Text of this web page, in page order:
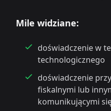
Mile widziane:
doświadczenie w
technologicznego
doświadczenie
fiskalnymi lub
komunikującymi